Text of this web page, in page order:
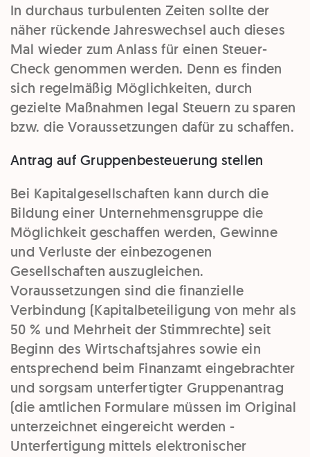
In durchaus turbulenten Zeiten sollte der
näher rückende Jahreswechsel auch dieses
Mal wieder zum Anlass für einen Steuer-
Check genommen werden. Denn es finden
sich regelmäßig Möglichkeiten, durch
gezielte Maßnahmen legal Steuern zu sparen
bzw. die Voraussetzungen dafür zu schaffen.
Antrag auf Gruppenbesteuerung stellen
Bei Kapitalgesellschaften kann durch die
Bildung einer Unternehmensgruppe die
Möglichkeit geschaffen werden, Gewinne
und Verluste der einbezogenen
Gesellschaften auszugleichen.
Voraussetzungen sind die finanzielle
Verbindung (Kapitalbeteiligung von mehr als
50 % und Mehrheit der Stimmrechte) seit
Beginn des Wirtschaftsjahres sowie ein
entsprechend beim Finanzamt eingebrachter
und sorgsam unterfertigter Gruppenantrag
(die amtlichen Formulare müssen im Original
unterzeichnet eingereicht werden -
Unterfertigung mittels elektronischer